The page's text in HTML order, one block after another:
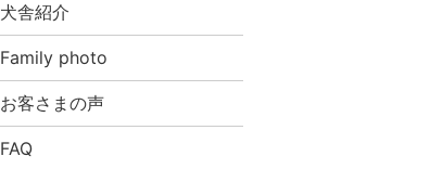
犬舎紹介
Family photo
お客さまの声
FAQ